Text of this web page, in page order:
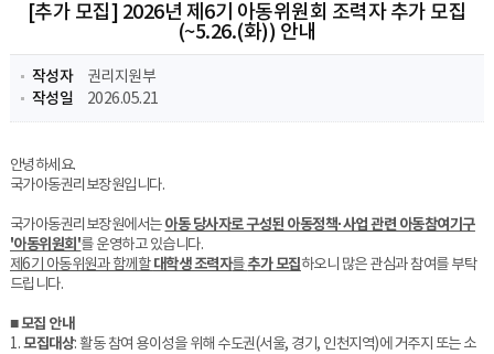
[추가 모집] 2026년 제6기 아동위원회 조력자 추가 모집
(~5.26.(화)) 안내
작성자 권리지원부
작성일 2026.05.21
안녕하세요.
국가아동권리보장원입니다.
국가아동권리보장원에서는아동 당사자로 구성된 아동정책·사업 관련 아동참여기구
'아동위원회'를 운영하고 있습니다.
제6기 아동위원과 함께할대학생 조력자를추가 모집하오니 많은 관심과 참여를 부탁
드립니다.
■모집 안내
1.모집대상: 활동 참여 용이성을 위해 수도권(서울, 경기, 인천지역)에 거주지 또는 소